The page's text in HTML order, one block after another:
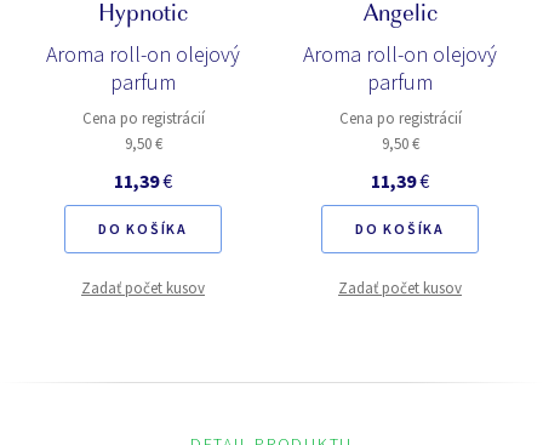
Hypnotic
Aroma roll-on olejový
parfum
Cena po registrácií
9,50 €
11,39€
DO KOŠÍKA
Zadať počet kusov
Angelic
Aroma roll-on olejový
parfum
Cena po registrácií
9,50 €
11,39€
DO KOŠÍKA
Zadať počet kusov